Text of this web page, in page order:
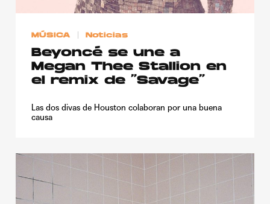
MÚSICA Noticias
Beyoncé se une a
Megan Thee Stallion en
el remix de “Savage”
Las dos divas de Houston colaboran por una buena
causa